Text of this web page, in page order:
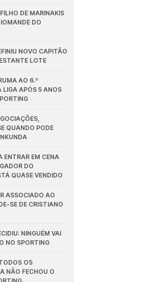
DE MARINAKIS
DO
NOVO CAPITÃO
LOTE
AO 6.º
LIGA APÓS 5 ANOS
QUANDO PODE
ENTRAR EM CENA
DO
QUASE VENDIDO
ASSOCIADO AO
SE DE CRISTIANO
NINGUÉM VAI
NO SPORTING
OS
NÃO FECHOU O